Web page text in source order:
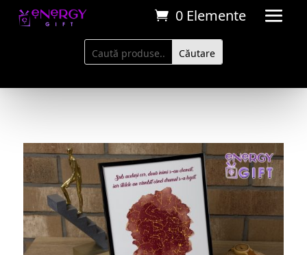
0 Elemente